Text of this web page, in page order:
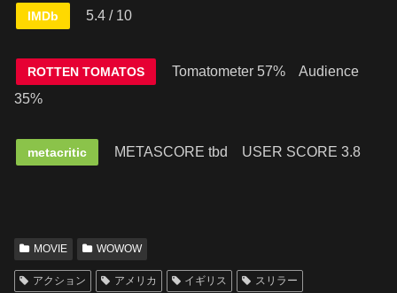
IMDb 5.4 / 10
ROTTEN TOMATOS
Tomatometer 57% Audience
35%
metacritic METASCORE tbd USER SCORE 3.8
MOVIE WOWOW
アクション アメリカ イギリス スリラー